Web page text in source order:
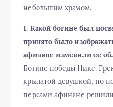
небольшим храмом.
1. Какой богине был
принято было
афиняне изменили ее
Богине победы Нике.
крылатой девушкой, но
персами афиняне